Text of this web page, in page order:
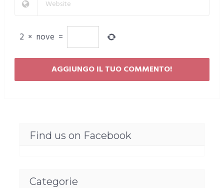
2 × nove =
Find us on Facebook
Categorie